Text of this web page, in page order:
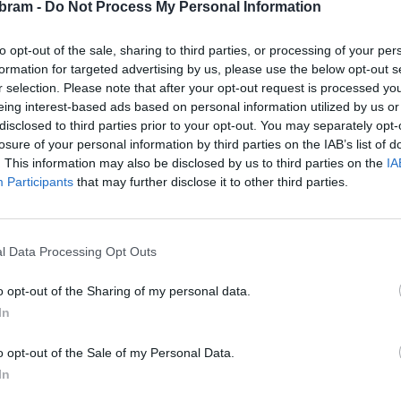
- Do Not Process My Personal Information
opt-out of the sale, sharing to third parties, or processing of your
for targeted advertising by us, please use the below opt-out
selection. Please note that after your opt-out request is processed
interest-based ads based on personal information utilized by us
to third parties prior to your opt-out. You may separately
of your personal information by third parties on the IAB’s list of
This information may also be disclosed by us to third parties on the
Participants that may further disclose it to other third parties.
Data Processing Opt Outs
opt-out of the Sharing of my personal data.
opt-out of the Sale of my Personal Data.
a chybět nebude ani zmrzlina La Favorita. Pro děti jsou
na hřišti v Hájích. Program začne v 11 hodin a vstup
obce Háje.
a saxofonisty Kuby Ročňáka, večerní program s DJ
3D tisk pro děti nebo virtuální realitu od Lasergame.
vodní dýmky Příbramské podzemí a další
a chybět nebude ani zmrzlina La Favorita. Pro děti jsou
na hřišti v Hájích. Program začne v 11 hodin a vstup
obce Háje.